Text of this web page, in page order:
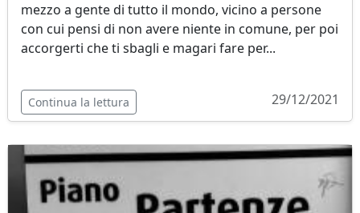
mezzo a gente di tutto il mondo, vicino a persone
con cui pensi di non avere niente in comune, per poi
accorgerti che ti sbagli e magari fare per...
Continua la lettura 29/12/2021